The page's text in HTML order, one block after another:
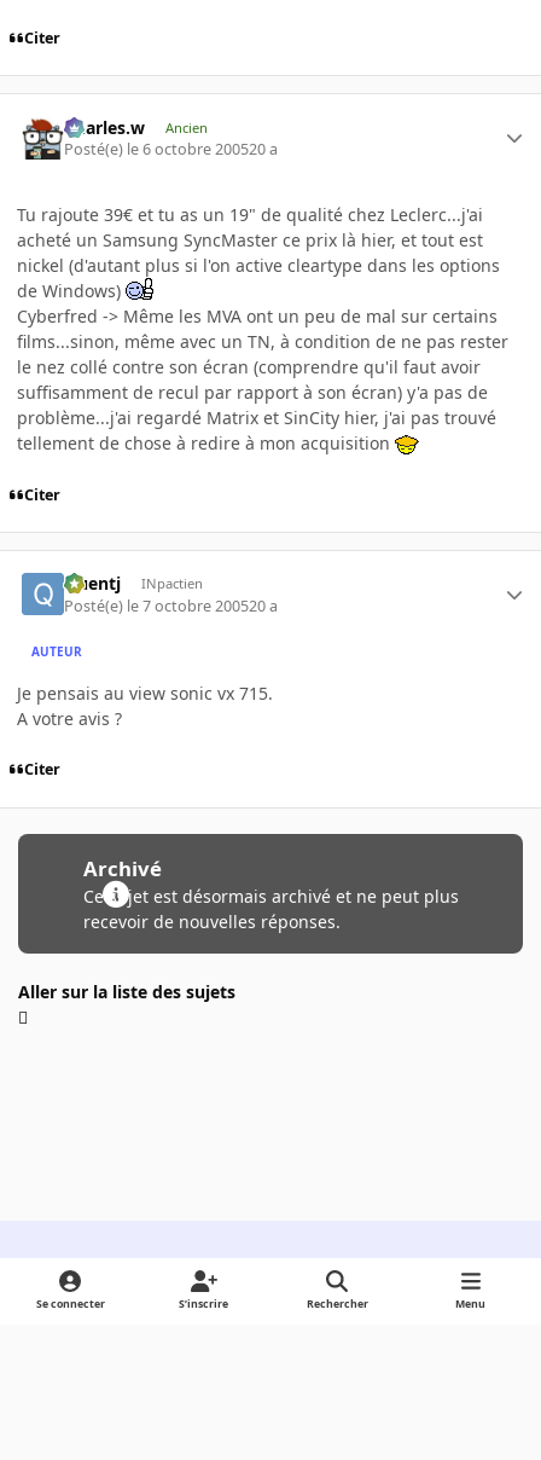
Citer
Charles.w Ancien
Posté(e) le 6 octobre 200520 a
Tu rajoute 39€ et tu as un 19" de qualité chez Leclerc...j'ai
acheté un Samsung SyncMaster ce prix là hier, et tout est
nickel (d'autant plus si l'on active cleartype dans les options
de Windows)
Cyberfred -> Même les MVA ont un peu de mal sur certains
films...sinon, même avec un TN, à condition de ne pas rester
le nez collé contre son écran (comprendre qu'il faut avoir
suffisamment de recul par rapport à son écran) y'a pas de
problème...j'ai regardé Matrix et SinCity hier, j'ai pas trouvé
tellement de chose à redire à mon acquisition
Citer
Quentj INpactien
Posté(e) le 7 octobre 200520 a
AUTEUR
Je pensais au view sonic vx 715.
A votre avis ?
Citer
Archivé
Ce sujet est désormais archivé et ne peut plus
recevoir de nouvelles réponses.
Aller sur la liste des sujets
Light ModeDark ModeSystem Preference
Se connecter S’inscrire Rechercher Menu